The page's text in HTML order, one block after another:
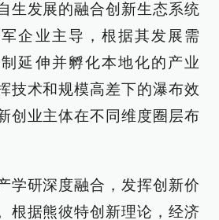
生发展的融合创新生态系统
企业主导，根据其发展需
延伸并孵化本地化的产业
技术和规模高差下的瀑布效
创业主体在不同维度圈层布
学研深度融合，发挥创新价
根据熊彼特创新理论，经济